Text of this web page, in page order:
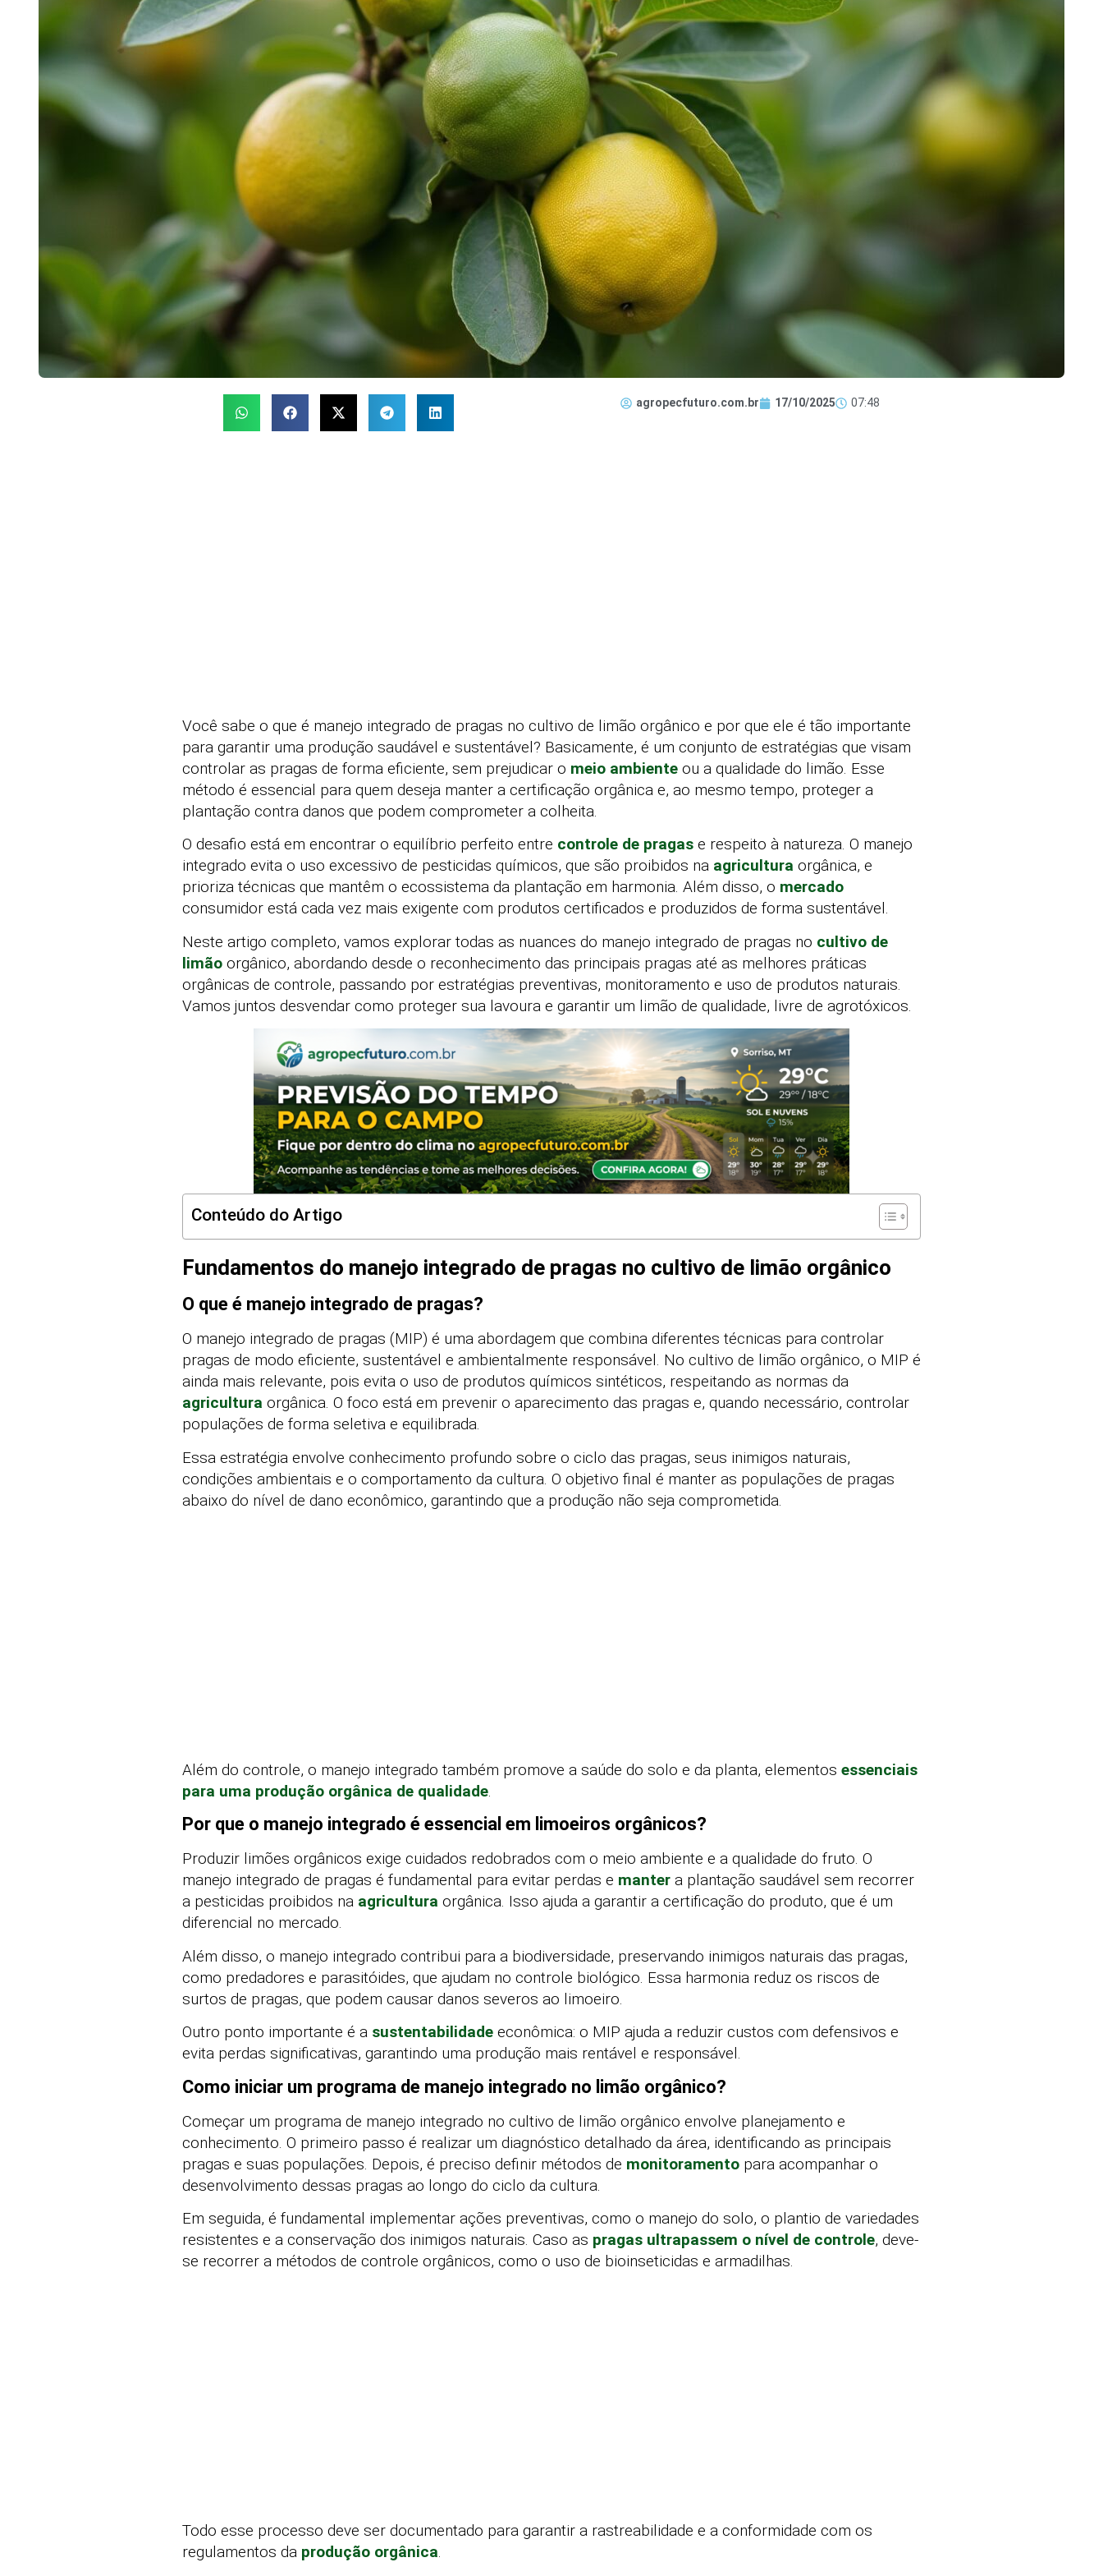
agropecfuturo.com.br 17/10/2025 07:48
Você sabe o que é manejo integrado de pragas no cultivo de limão orgânico e por que ele é tão importante
para garantir uma produção saudável e sustentável? Basicamente, é um conjunto de estratégias que visam
controlar as pragas de forma eficiente, sem prejudicar o meio ambiente ou a qualidade do limão. Esse
método é essencial para quem deseja manter a certificação orgânica e, ao mesmo tempo, proteger a
plantação contra danos que podem comprometer a colheita.
O desafio está em encontrar o equilíbrio perfeito entre controle de pragas e respeito à natureza. O manejo
integrado evita o uso excessivo de pesticidas químicos, que são proibidos na agricultura orgânica, e
prioriza técnicas que mantêm o ecossistema da plantação em harmonia. Além disso, o mercado
consumidor está cada vez mais exigente com produtos certificados e produzidos de forma sustentável.
Neste artigo completo, vamos explorar todas as nuances do manejo integrado de pragas no cultivo de
limão orgânico, abordando desde o reconhecimento das principais pragas até as melhores práticas
orgânicas de controle, passando por estratégias preventivas, monitoramento e uso de produtos naturais.
Vamos juntos desvendar como proteger sua lavoura e garantir um limão de qualidade, livre de agrotóxicos.
Conteúdo do Artigo
Fundamentos do manejo integrado de pragas no cultivo de limão orgânico
O que é manejo integrado de pragas?
O manejo integrado de pragas (MIP) é uma abordagem que combina diferentes técnicas para controlar
pragas de modo eficiente, sustentável e ambientalmente responsável. No cultivo de limão orgânico, o MIP é
ainda mais relevante, pois evita o uso de produtos químicos sintéticos, respeitando as normas da
agricultura orgânica. O foco está em prevenir o aparecimento das pragas e, quando necessário, controlar
populações de forma seletiva e equilibrada.
Essa estratégia envolve conhecimento profundo sobre o ciclo das pragas, seus inimigos naturais,
condições ambientais e o comportamento da cultura. O objetivo final é manter as populações de pragas
abaixo do nível de dano econômico, garantindo que a produção não seja comprometida.
Além do controle, o manejo integrado também promove a saúde do solo e da planta, elementos essenciais
para uma produção orgânica de qualidade.
Por que o manejo integrado é essencial em limoeiros orgânicos?
Produzir limões orgânicos exige cuidados redobrados com o meio ambiente e a qualidade do fruto. O
manejo integrado de pragas é fundamental para evitar perdas e manter a plantação saudável sem recorrer
a pesticidas proibidos na agricultura orgânica. Isso ajuda a garantir a certificação do produto, que é um
diferencial no mercado.
Além disso, o manejo integrado contribui para a biodiversidade, preservando inimigos naturais das pragas,
como predadores e parasitóides, que ajudam no controle biológico. Essa harmonia reduz os riscos de
surtos de pragas, que podem causar danos severos ao limoeiro.
Outro ponto importante é a sustentabilidade econômica: o MIP ajuda a reduzir custos com defensivos e
evita perdas significativas, garantindo uma produção mais rentável e responsável.
Como iniciar um programa de manejo integrado no limão orgânico?
Começar um programa de manejo integrado no cultivo de limão orgânico envolve planejamento e
conhecimento. O primeiro passo é realizar um diagnóstico detalhado da área, identificando as principais
pragas e suas populações. Depois, é preciso definir métodos de monitoramento para acompanhar o
desenvolvimento dessas pragas ao longo do ciclo da cultura.
Em seguida, é fundamental implementar ações preventivas, como o manejo do solo, o plantio de variedades
resistentes e a conservação dos inimigos naturais. Caso as pragas ultrapassem o nível de controle, deve-
se recorrer a métodos de controle orgânicos, como o uso de bioinseticidas e armadilhas.
Todo esse processo deve ser documentado para garantir a rastreabilidade e a conformidade com os
regulamentos da produção orgânica.